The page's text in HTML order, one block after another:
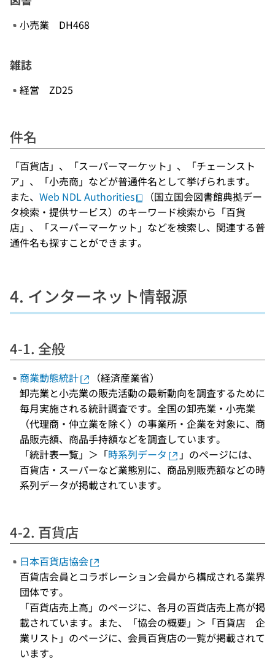
小売業 DH468
雑誌
経営 ZD25
件名
「百貨店」、「スーパーマーケット」、「チェーンスト
ア」、「小売商」などが普通件名として挙げられます。
また、 Web NDL Authorities
（国立国会図書館典拠デー
タ検索・提供サービス）のキーワード検索から「百貨
店」、「スーパーマーケット」などを検索し、関連する普
通件名も探すことができます。
4. インターネット情報源
4-1. 全般
商業動態統計
（経済産業省）
卸売業と小売業の販売活動の最新動向を調査するために
毎月実施される統計調査です。全国の卸売業・小売業
（代理商・仲立業を除く）の事業所・企業を対象に、商
品販売額、商品手持額などを調査しています。
「統計表一覧」＞「時系列データ
」のページには、
百貨店・スーパーなど業態別に、商品別販売額などの時
系列データが掲載されています。
4-2. 百貨店
日本百貨店協会
百貨店会員とコラボレーション会員から構成される業界
団体です。
「百貨店売上高」のページに、各月の百貨店売上高が掲
載されています。また、「協会の概要」＞「百貨店 企
業リスト」のページに、会員百貨店の一覧が掲載されて
います。